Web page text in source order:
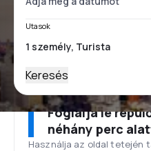
Utasok
Keresés
Foglalja le
néhány perc
Használja az oldal tetején